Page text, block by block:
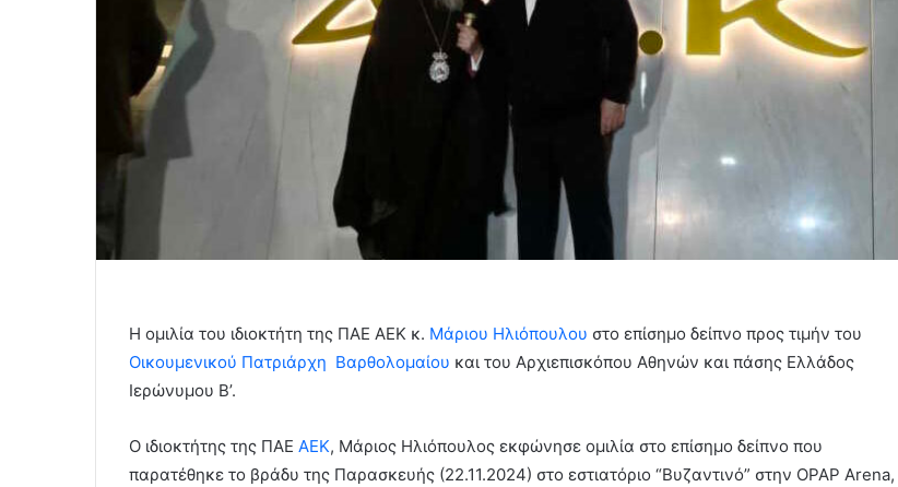
Η ομιλία του ιδιοκτήτη της ΠΑΕ ΑΕΚ κ. Μάριου Ηλιόπουλου στο επίσημο δείπνο προς τιμήν του
Οικουμενικού Πατριάρχη Βαρθολομαίου και του Αρχιεπισκόπου Αθηνών και πάσης Ελλάδος
Ιερώνυμου Β’.
Ο ιδιοκτήτης της ΠΑΕ ΑΕΚ, Μάριος Ηλιόπουλος εκφώνησε ομιλία στο επίσημο δείπνο που
παρατέθηκε το βράδυ της Παρασκευής (22.11.2024) στο εστιατόριο “Βυζαντινό” στην OPAP Arena,